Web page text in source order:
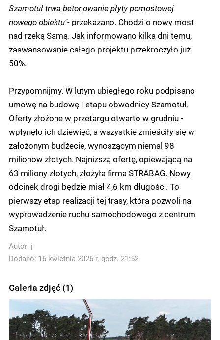
Szamotuł trwa betonowanie płyty pomostowej
nowego obiektu"- przekazano. Chodzi o nowy most
nad rzeką Samą. Jak informowano kilka dni temu,
zaawansowanie całego projektu przekroczyło już
50%.
Przypomnijmy. W lutym ubiegłego roku podpisano
umowę na budowę I etapu obwodnicy Szamotuł.
Oferty złożone w przetargu otwarto w grudniu -
wpłynęło ich dziewięć, a wszystkie zmieściły się w
założonym budżecie, wynoszącym niemal 98
milionów złotych. Najniższą ofertę, opiewającą na
63 miliony złotych, złożyła firma STRABAG. Nowy
odcinek drogi będzie miał 4,6 km długości. To
pierwszy etap realizacji tej trasy, która pozwoli na
wyprowadzenie ruchu samochodowego z centrum
Szamotuł.
Autor: j
Dodano: 16 kwietnia 2026 r. godz. 21:52
Galeria zdjęć (1)